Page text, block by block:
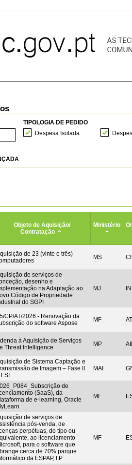
TIPOLOGIA DE PEDIDO
Despesa Isolada
Objeto de Aquisição/
Contratação
Ministério
de 23 (vinte e três)
MS
de serviços de
desenho e
na Adaptação ao
Código de Propriedade
do SGPI
MJ
CP/AT/2026 - Renovação da
do software Aspose
MF AT
à Aquisição de Serviços
Threat Intelligence
MP
de Sistema Captação e
de Imagem – Fase II
MAI
de
(SaaS), da
de e-learning, Oracle
MF
de serviços de
pós-venda, de
perpétuas, do tipo ou
ao licenciamento
para o software que
cerca de 70% parque
da ESPAP, I.P
MF